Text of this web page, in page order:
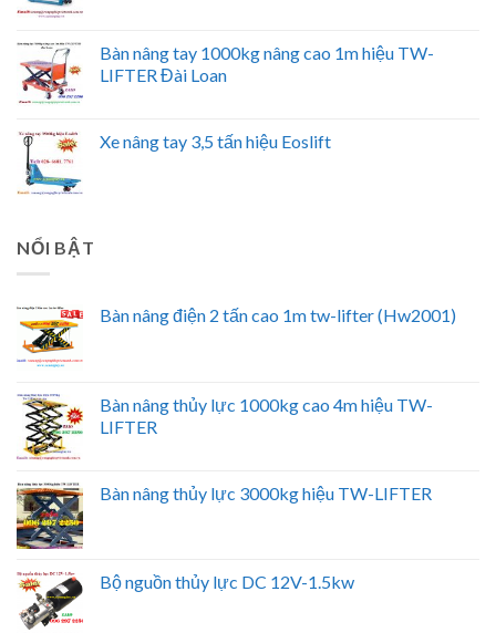
Bàn nâng tay 1000kg nâng cao 1m hiệu TW-
LIFTER Đài Loan
Xe nâng tay 3,5 tấn hiệu Eoslift
NỔI BẬT
Bàn nâng điện 2 tấn cao 1m tw-lifter (Hw2001)
Bàn nâng thủy lực 1000kg cao 4m hiệu TW-
LIFTER
Bàn nâng thủy lực 3000kg hiệu TW-LIFTER
Bộ nguồn thủy lực DC 12V-1.5kw